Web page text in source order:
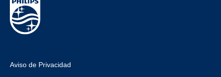
Aviso de Privacidad